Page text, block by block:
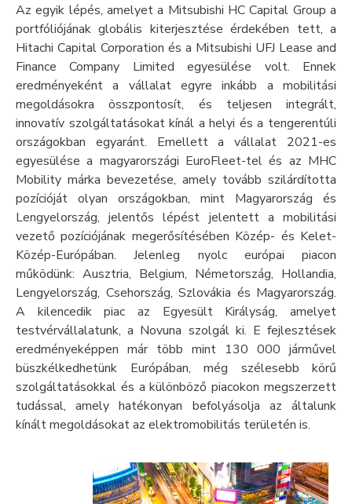
Az egyik lépés, amelyet a Mitsubishi HC Capital Group a
portfóliójának globális kiterjesztése érdekében tett, a
Hitachi Capital Corporation és a Mitsubishi UFJ Lease and
Finance Company Limited egyesülése volt. Ennek
eredményeként a vállalat egyre inkább a mobilitási
megoldásokra összpontosít, és teljesen integrált,
innovatív szolgáltatásokat kínál a helyi és a tengerentúli
országokban egyaránt. Emellett a vállalat 2021-es
egyesülése a magyarországi EuroFleet-tel és az MHC
Mobility márka bevezetése, amely tovább szilárdította
pozícióját olyan országokban, mint Magyarország és
Lengyelország, jelentős lépést jelentett a mobilitási
vezető pozíciójának megerősítésében Közép- és Kelet-
Közép-Európában. Jelenleg nyolc európai piacon
működünk: Ausztria, Belgium, Németország, Hollandia,
Lengyelország, Csehország, Szlovákia és Magyarország.
A kilencedik piac az Egyesült Királyság, amelyet
testvérvállalatunk, a Novuna szolgál ki. E fejlesztések
eredményeképpen már több mint 130 000 járművel
büszkélkedhetünk Európában, még szélesebb körű
szolgáltatásokkal és a különböző piacokon megszerzett
tudással, amely hatékonyan befolyásolja az általunk
kínált megoldásokat az elektromobilitás területén is.